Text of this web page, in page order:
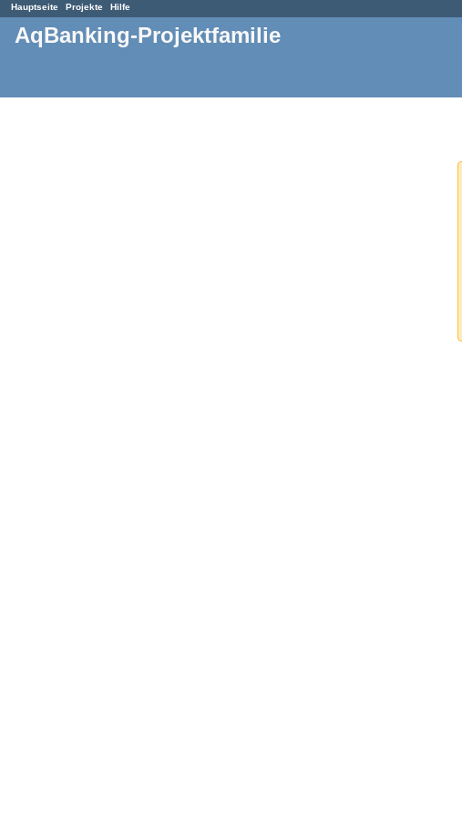
Hauptseite Projekte Hilfe
AqBanking-Projektfamilie